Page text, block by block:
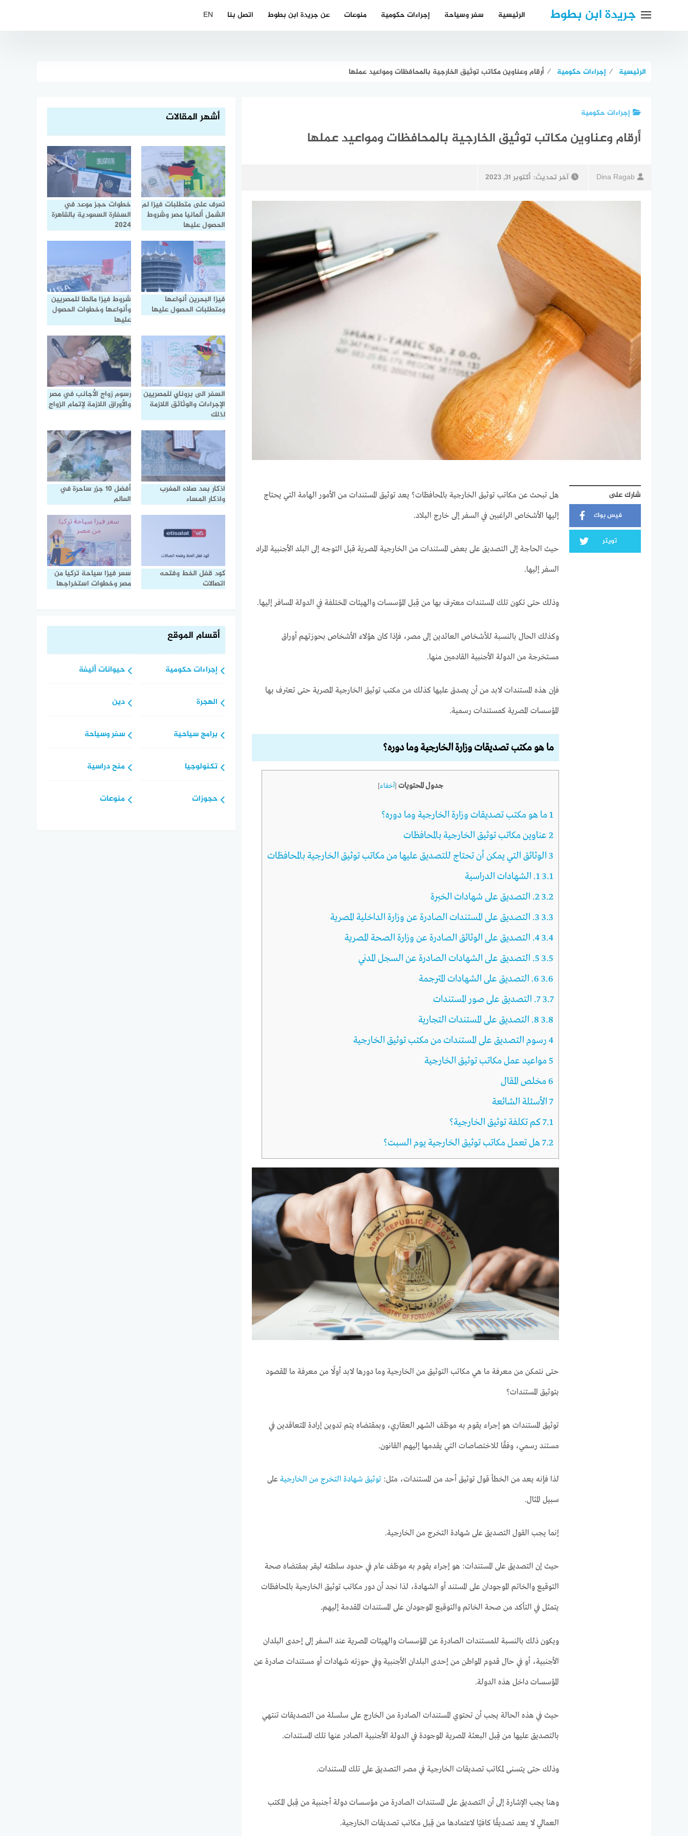
جريدة ابن بطوط الرئيسية سفر وسياحة إجراءات حكومية منوعات عن جريدة ابن بطوط اتصل بنا EN
الرئيسية ⁄ إجراءات حكومية ⁄ أرقام وعناوين مكاتب توثيق الخارجية بالمحافظات ومواعيد عملها
إجراءات حكومية
أرقام وعناوين مكاتب توثيق الخارجية بالمحافظات ومواعيد عملها
Dina Ragab آخر تحديث: أكتوبر 31, 2023
شارك على
فيس بوك
تويتر
هل تبحث عن مكاتب توثيق الخارجية بالمحافظات؟ يعد توثيق المستندات من الأمور الهامة التي يحتاج
إليها الأشخاص الراغبين في السفر إلى خارج البلاد.
حيث الحاجة إلى التصديق على بعض المستندات من الخارجية المصرية قبل التوجه إلى البلد الأجنبية المراد
السفر إليها.
وذلك حتى تكون تلك المستندات معترف بها من قِبل المؤسسات والهيئات المختلفة في الدولة المسافر إليها.
وكذلك الحال بالنسبة للأشخاص العائدين إلى مصر، فإذا كان هؤلاء الأشخاص بحوزتهم أوراق
مستخرجة من الدولة الأجنبية القادمين منها.
فإن هذه المستندات لابد من أن يصدق عليها كذلك من مكتب توثيق الخارجية المصرية حتى تعترف بها
المؤسسات المصرية كمستندات رسمية.
ما هو مكتب تصديقات وزارة الخارجية وما دوره؟
جدول المحتويات [أخفاء]
1ما هو مكتب تصديقات وزارة الخارجية وما دوره؟
2عناوين مكاتب توثيق الخارجية بالمحافظات
3الوثائق التي يمكن أن تحتاج للتصديق عليها من مكاتب توثيق الخارجية بالمحافظات
3.11. الشهادات الدراسية
3.22. التصديق على شهادات الخبرة
3.33. التصديق على المستندات الصادرة عن وزارة الداخلية المصرية
3.44. التصديق على الوثائق الصادرة عن وزارة الصحة المصرية
3.55. التصديق على الشهادات الصادرة عن السجل المدني
3.66. التصديق على الشهادات المترجمة
3.77. التصديق على صور المستندات
3.88. التصديق على المستندات التجارية
4رسوم التصديق على المستندات من مكتب توثيق الخارجية
5مواعيد عمل مكاتب توثيق الخارجية
6مخلص المقال
7الأسئلة الشائعة
7.1كم تكلفة توثيق الخارجية؟
7.2هل تعمل مكاتب توثيق الخارجية يوم السبت؟
حتى نتمكن من معرفة ما هي مكاتب التوثيق من الخارجية وما دورها لابد أولًا من معرفة ما المقصود
بتوثيق المستندات؟
توثيق المستندات هو إجراء يقوم به موظف الشهر العقاري، وبمقتضاه يتم تدوين إرادة المتعاقدين في
مستند رسمي، وفقًا للاختصاصات التي يقدمها إليهم القانون.
لذا فإنه يعد من الخطأ قول توثيق أحد من المستندات، مثل: توثيق شهادة التخرج من الخارجيةعلى
سبيل المثال.
إنما يجب القول التصديق على شهادة التخرج من الخارجية.
حيث إن التصديق على المستندات: هو إجراء يقوم به موظف عام في حدود سلطته ليقر بمقتضاه صحة
التوقيع والخاتم الموجودان على المستند أو الشهادة، لذا نجد أن دور مكاتب توثيق الخارجية بالمحافظات
يتمثل في التأكد من صحة الخاتم والتوقيع الموجودان على المستندات المقدمة إليهم.
ويكون ذلك بالنسبة للمستندات الصادرة عن المؤسسات والهيئات المصرية عند السفر إلى إحدى البلدان
الأجنبية، أو في حال قدوم المواطن من إحدى البلدان الأجنبية وفي حوزته شهادات أو مستندات صادرة عن
المؤسسات داخل هذه الدولة.
حيث في هذه الحالة يجب أن تحتوي المستندات الصادرة من الخارج على سلسلة من التصديقات تنتهي
بالتصديق عليها من قِبل البعثة المصرية الموجودة في الدولة الأجنبية الصادر عنها تلك المستندات.
وذلك حتى يتسنى لمكاتب تصديقات الخارجية في مصر التصديق على تلك المستندات.
وهنا يجب الإشارة إلى أن التصديق على المستندات الصادرة من مؤسسات دولة أجنبية من قِبل المكتب
العمالي لا يعد تصديقًا كافيًا لاعتمادها من قِبل مكاتب تصديقات الخارجية.
أشهر المقالات
تعرف على متطلبات فيزا لم
الشمل ألمانيا مصر وشروط
الحصول عليها
خطوات حجز موعد في
السفارة السعودية بالقاهرة
2024
فيزا البحرين أنواعها
ومتطلبات الحصول عليها
شروط فيزا مالطا للمصريين
وأنواعها وخطوات الحصول
عليها
السفر الى بروناي للمصريين
الإجراءات والوثائق اللازمة
لذلك
رسوم زواج الأجانب في مصر
والأوراق اللازمة لإتمام الزواج
اذكار بعد صلاه المغرب
واذكار المساء
أفضل 10 جزر ساحرة في
العالم
كود قفل الخط وفتحه
اتصالات
سعر فيزا سياحة تركيا من
مصر وخطوات استخراجها
أقسام الموقع
إجراءات حكومية
الهجرة
برامج سياحية
تكنولوجيا
حجوزات
حيوانات أليفة
دين
سفر وسياحة
منح دراسية
منوعات